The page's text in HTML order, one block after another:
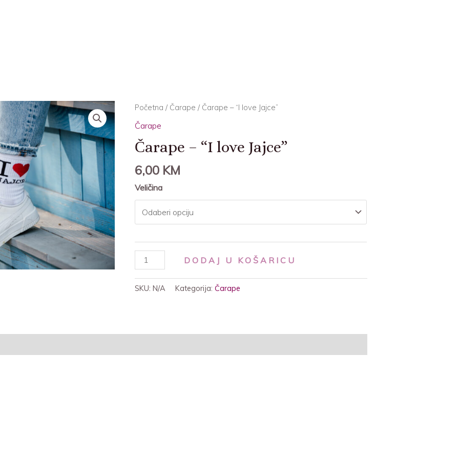
Početna / Čarape / Čarape – “I love Jajce”
Čarape
Čarape – “I love Jajce”
6,00 KM
Veličina
Čarape
–
“I
love
količina
DODAJ U KOŠARICU
SKU:N/A Kategorija: Čarape